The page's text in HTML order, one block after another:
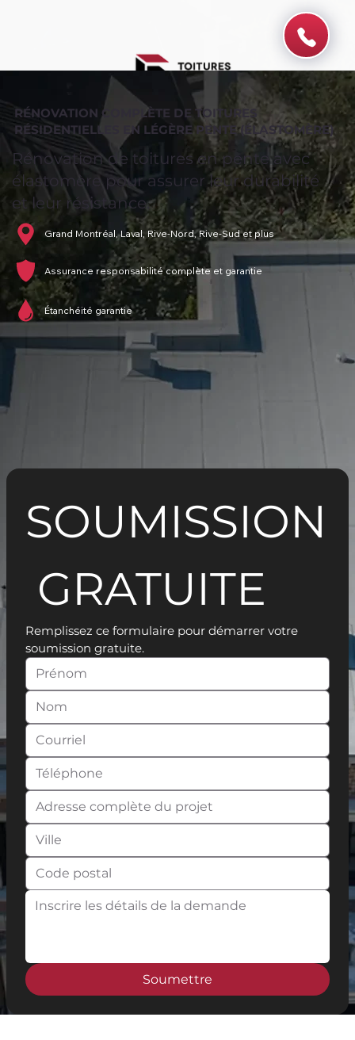
RÉNOVATION COMPLÈTE DE TOITURES
RÉSIDENTIELLES EN LÉGÈRE PENTE (ÉLASTOMÈRE)
Rénovation de toitures en pente avec
élastomère pour assurer leur durabilité
et leur résistance.
Grand Montréal, Laval, Rive-Nord, Rive-Sud et plus
Assurance responsabilité complète et garantie
Étanchéité garantie
SOUMISSION
GRATUITE
Remplissez ce formulaire pour démarrer votre
soumission gratuite.
Soumettre